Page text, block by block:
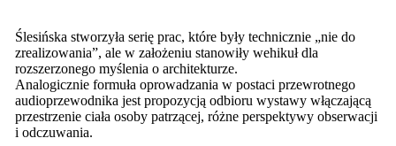
Ślesińska stworzyła serię prac, które były technicznie „nie do
zrealizowania”, ale w założeniu stanowiły wehikuł dla
rozszerzonego myślenia o architekturze.
Analogicznie formuła oprowadzania w postaci przewrotnego
audioprzewodnika jest propozycją odbioru wystawy włączającą
przestrzenie ciała osoby patrzącej, różne perspektywy obserwacji
i odczuwania.